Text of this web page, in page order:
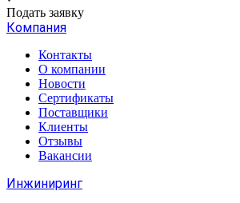
Подать заявку
Компания
Контакты
О компании
Новости
Сертификаты
Поставщики
Клиенты
Отзывы
Вакансии
Инжиниринг